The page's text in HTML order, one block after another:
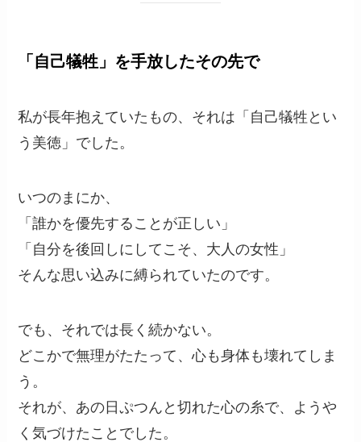
「自己犠牲」を手放したその先で
私が長年抱えていたもの、それは「自己犠牲とい
う美徳」でした。
いつのまにか、
「誰かを優先することが正しい」
「自分を後回しにしてこそ、大人の女性」
そんな思い込みに縛られていたのです。
でも、それでは長く続かない。
どこかで無理がたたって、心も身体も壊れてしま
う。
それが、あの日ぷつんと切れた心の糸で、ようや
く気づけたことでした。